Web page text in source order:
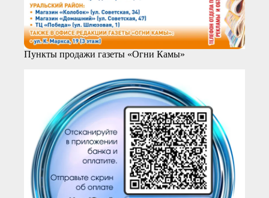
Пункты продажи газеты «Огни Камы»